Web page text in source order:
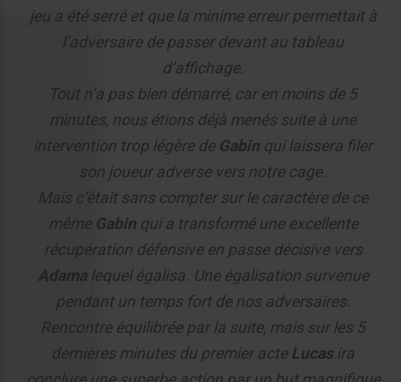
jeu a été serré et que la minime erreur permettait à
l’adversaire de passer devant au tableau
d’affichage.
Tout n’a pas bien démarré, car en moins de 5
minutes, nous étions déjà menés suite à une
intervention trop légère de Gabin qui laissera filer
son joueur adverse vers notre cage.
Mais c’était sans compter sur le caractère de ce
même Gabinqui a transformé une excellente
récupération défensive en passe décisive vers
Adamalequel égalisa. Une égalisation survenue
pendant un temps fort de nos adversaires.
Rencontre équilibrée par la suite, mais sur les 5
dernières minutes du premier acte Lucasira